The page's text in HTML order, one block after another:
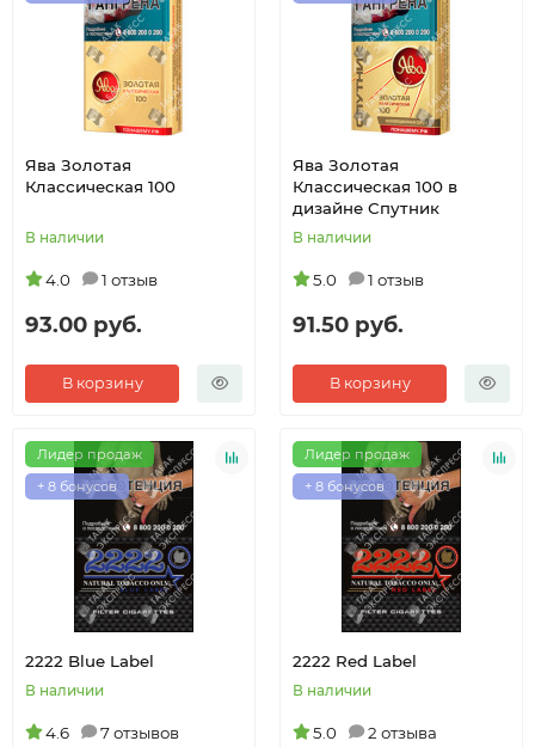
Ява Золотая
Классическая 100
В наличии
4.0 1 отзыв
93.00 руб.
В корзину
Ява Золотая
Классическая 100 в
дизайне Спутник
В наличии
5.0 1 отзыв
91.50 руб.
В корзину
Лидер продаж
+ 8 бонусов
2222 Blue Label
В наличии
4.6 7 отзывов
Лидер продаж
+ 8 бонусов
2222 Red Label
В наличии
5.0 2 отзыва